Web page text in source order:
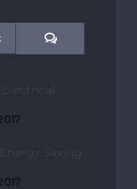
Comments
Saving